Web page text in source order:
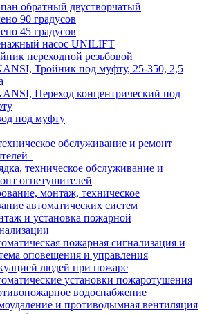
обратный двустворчатый
90 градусов
45 градусов
насос UNILIFT
переходной резьбовой
Тройник под муфту, 25-350, 2,5
Переход концентрический под
под муфту
обслуживание и ремонт
техническое обслуживание и
огнетушителей
монтаж, техническое
автоматических систем
и установка пожарной
пожарная сигнализация и
оповещения и управления
людей при пожаре
установки пожаротушения
водоснабжение
и противодымная вентиляция